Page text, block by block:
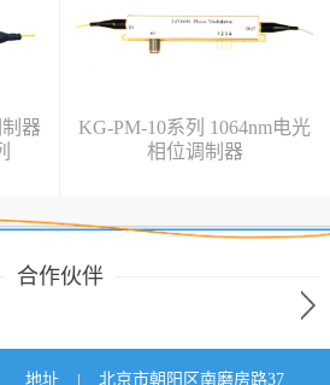
器
KG-PM-10系列 1064nm电光
相位调制器
合作伙伴
地址 北京市朝阳区南磨房路37